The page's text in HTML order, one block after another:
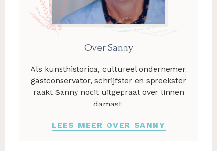
Over Sanny
Als kunsthistorica, cultureel ondernemer,
gastconservator, schrijfster en spreekster
raakt Sanny nooit uitgepraat over linnen
damast.
LEES MEER OVER SANNY